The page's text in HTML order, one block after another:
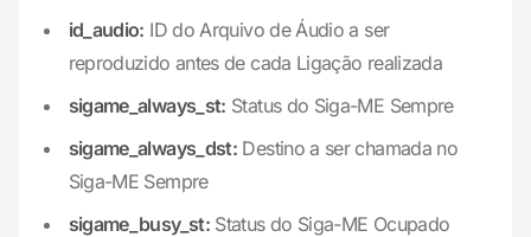
id_audio: ID do Arquivo de Áudio a ser
reproduzido antes de cada Ligação realizada
sigame_always_st: Status do Siga-ME Sempre
sigame_always_dst: Destino a ser chamada no
Siga-ME Sempre
sigame_busy_st: Status do Siga-ME Ocupado